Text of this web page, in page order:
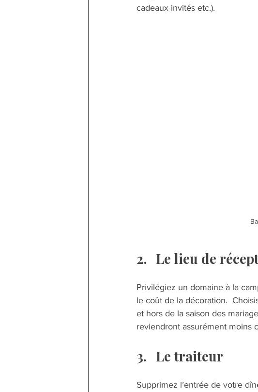
cadeaux invités etc.).
2.	Le lieu de
Privilégiez un domaine à la
le coût de la décoration.
et hors de la saison des
reviendront assurément
3.	Le traiteur
Supprimez l’entrée de votre